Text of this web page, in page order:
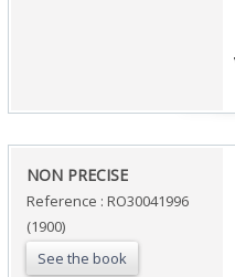
‎NON PRECISE‎
Reference : RO30041996
(1900)
See the book